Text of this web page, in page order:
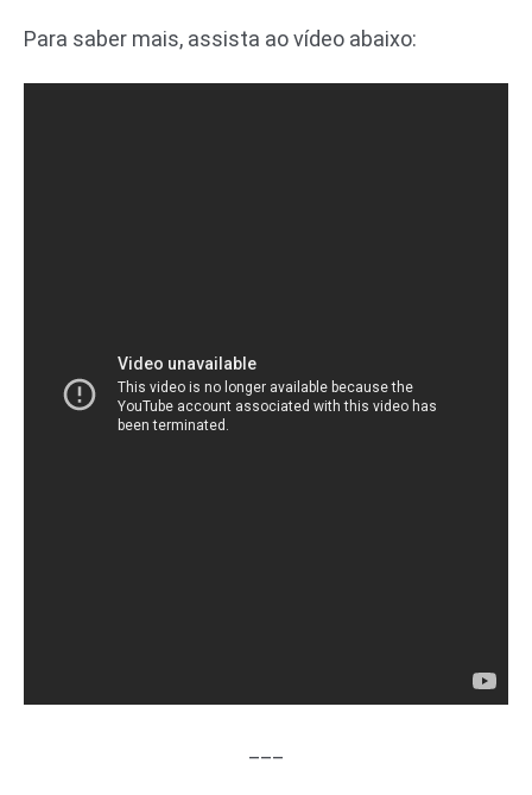
Para saber mais, assista ao vídeo abaixo: